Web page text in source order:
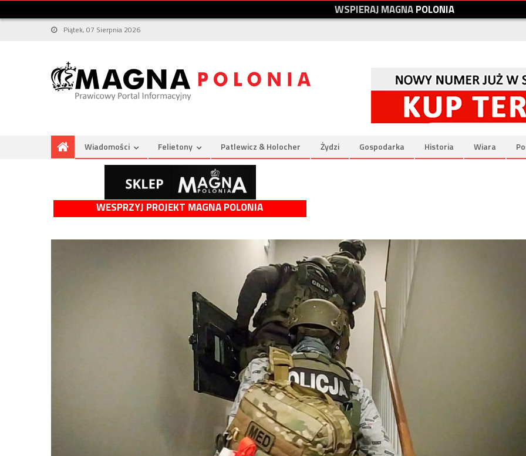
WSPIERAJMAGNAPOLONIA
Piątek, 07 Sierpnia 2026
Wiadomości Felietony Patlewicz & Holocher Żydzi Gospodarka Historia Wiara
WESPRZYJ PROJEKT MAGNA POLONIA